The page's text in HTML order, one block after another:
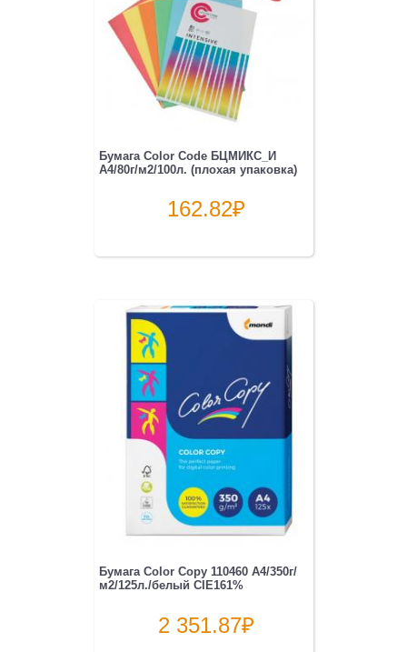
Бумага Color Code БЦМИКС_И
A4/80г/м2/100л. (плохая упаковка)
162.82₽
Бумага Color Copy 110460 A4/350г/
м2/125л./белый CIE161%
2 351.87₽